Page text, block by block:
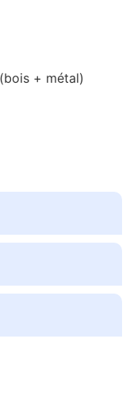
+ métal)